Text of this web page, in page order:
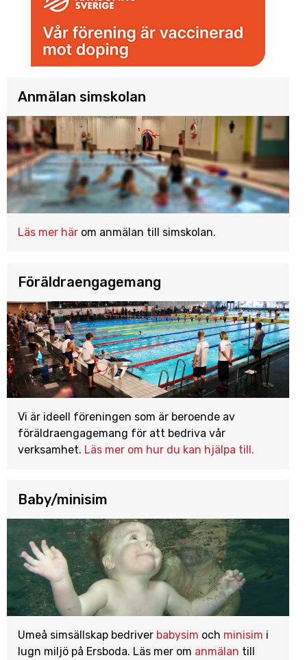
Anmälan simskolan
Läs mer här om anmälan till simskolan.
Föräldraengagemang
Vi är ideell föreningen som är beroende av
föräldraengagemang för att bedriva vår
verksamhet. Läs mer om hur du kan hjälpa till.
Baby/minisim
Umeå simsällskap bedriver babysim och minisim i
lugn miljö på Ersboda. Läs mer om anmälan till